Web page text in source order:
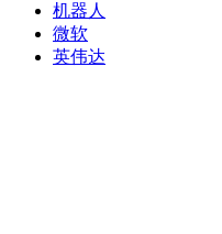
机器人
微软
英伟达